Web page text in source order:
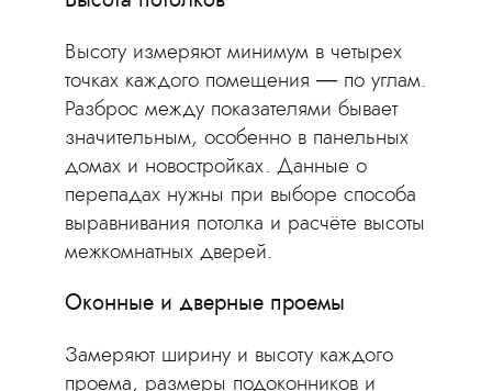
Высоту измеряют минимум в четырех
точках каждого помещения — по углам.
Разброс между показателями бывает
значительным, особенно в панельных
домах и новостройках. Данные о
перепадах нужны при выборе способа
выравнивания потолка и расчёте высоты
межкомнатных дверей.
Оконные и дверные проемы
Замеряют ширину и высоту каждого
проема, размеры подоконников и